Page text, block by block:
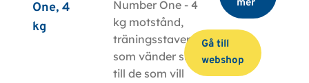
One, 4
kg
Number One -4
kg motstånd,
träningsstaven
som vänder sig
till de som vill
mer
Gå till
webshop